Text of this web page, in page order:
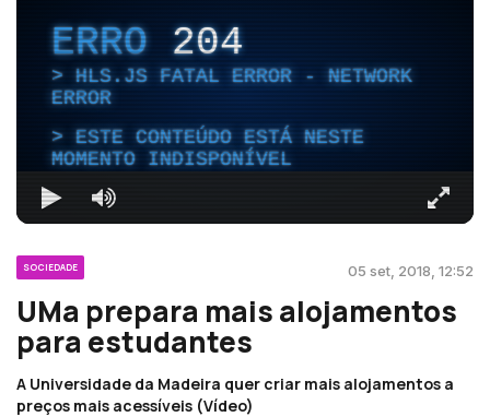
ERRO204
HLS.JS FATAL ERROR - NETWORK
ERROR
ESTE CONTEÚDO ESTÁ NESTE
MOMENTO INDISPONÍVEL
SOCIEDADE 05 set, 2018, 12:52
UMa prepara mais alojamentos
para estudantes
A Universidade da Madeira quer criar mais alojamentos a
preços mais acessíveis (Vídeo)